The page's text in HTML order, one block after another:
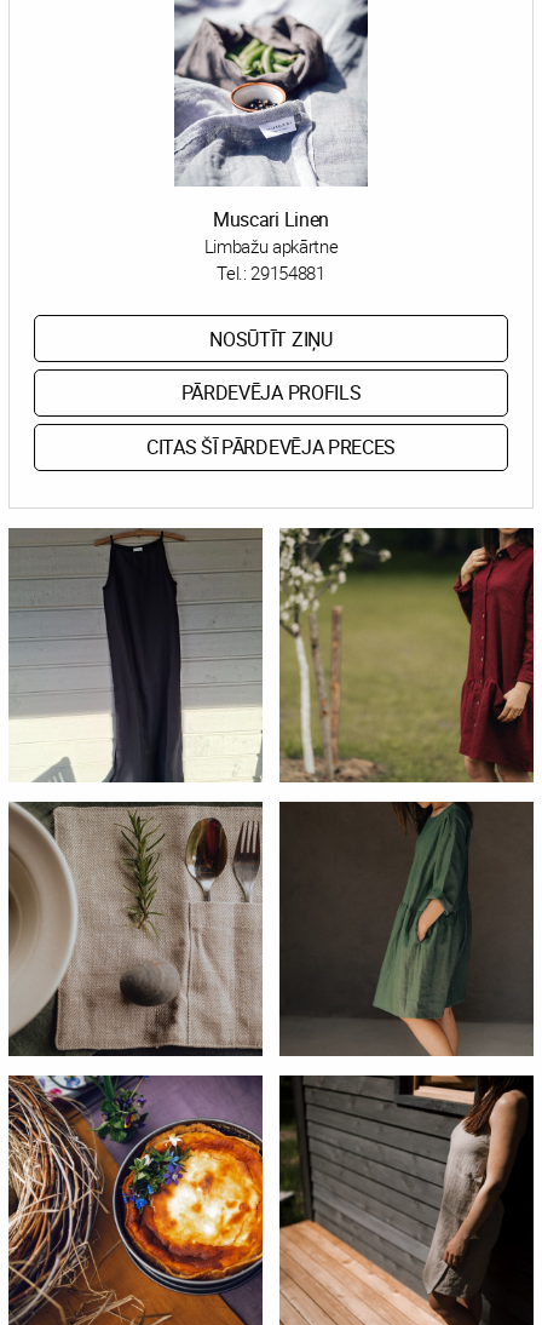
Muscari Linen
Limbažu apkārtne
Tel.:29154881
NOSŪTĪT ZIŅU
PĀRDEVĒJA PROFILS
CITAS ŠĪ PĀRDEVĒJA PRECES